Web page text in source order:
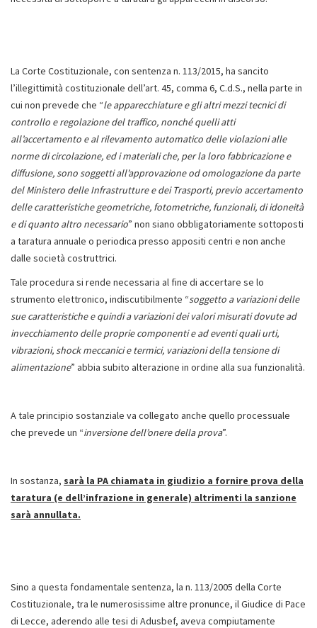
La Corte Costituzionale, con sentenza n. 113/2015, ha sancito
l’illegittimità costituzionale dell’art. 45, comma 6, C.d.S., nella parte in
cui non prevede che “le apparecchiature e gli altri mezzi tecnici di
controllo e regolazione del traffico, nonché quelli atti
all’accertamento e al rilevamento automatico delle violazioni alle
norme di circolazione, ed i materiali che, per la loro fabbricazione e
diffusione, sono soggetti all’approvazione od omologazione da parte
del Ministero delle Infrastrutture e dei Trasporti, previo accertamento
delle caratteristiche geometriche, fotometriche, funzionali, di idoneità
e di quanto altro necessario” non siano obbligatoriamente sottoposti
a taratura annuale o periodica presso appositi centri e non anche
dalle società costruttrici.
Tale procedura si rende necessaria al fine di accertare se lo
strumento elettronico, indiscutibilmente “soggetto a variazioni delle
sue caratteristiche e quindi a variazioni dei valori misurati dovute ad
invecchiamento delle proprie componenti e ad eventi quali urti,
vibrazioni, shock meccanici e termici, variazioni della tensione di
alimentazione” abbia subito alterazione in ordine alla sua funzionalità.
A tale principio sostanziale va collegato anche quello processuale
che prevede un “inversione dell’onere della prova”.
In sostanza, sarà la PA chiamata in giudizio a fornire prova della
taratura (e dell’infrazione in generale) altrimenti la sanzione
sarà annullata.
Sino a questa fondamentale sentenza, la n. 113/2005 della Corte
Costituzionale, tra le numerosissime altre pronunce, il Giudice di Pace
di Lecce, aderendo alle tesi di Adusbef, aveva compiutamente